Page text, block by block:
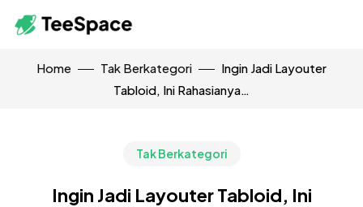
Home Tak Berkategori
Ingin Jadi Layouter
Tabloid, Ini Rahasianya…
Tak Berkategori
Ingin Jadi Layouter Tabloid, Ini